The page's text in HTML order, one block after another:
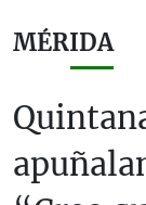
MÉRIDA